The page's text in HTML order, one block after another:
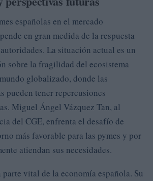
españolas en el mercado
en gran medida de la respuesta
La situación actual es un
sobre la fragilidad del ecosistema
globalizado, donde las
pueden tener repercusiones
Miguel Ángel Vázquez Tan, al
del CGE, enfrenta el desafío de
más favorable para las pymes y por
atiendan sus necesidades.
parte vital de la economía española. Su